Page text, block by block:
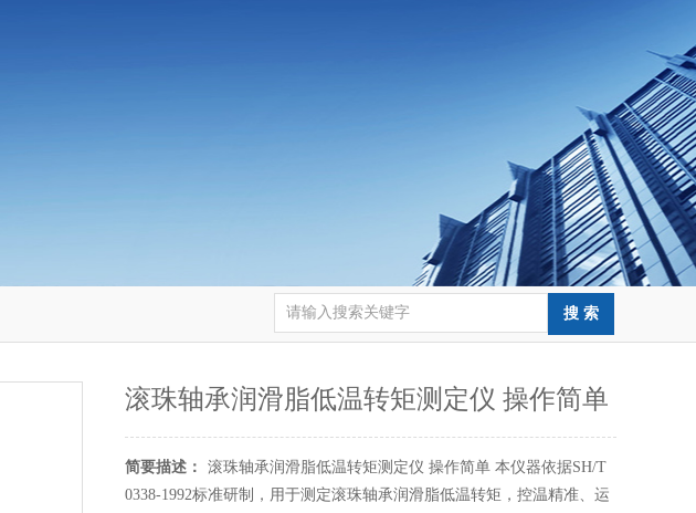
滚珠轴承润滑脂低温转矩测定仪 操作简单
简要描述：
滚珠轴承润滑脂低温转矩测定仪 操作简单 本仪器依据SH/T
0338-1992标准研制，用于测定滚珠轴承润滑脂低温转矩，控温精准、运